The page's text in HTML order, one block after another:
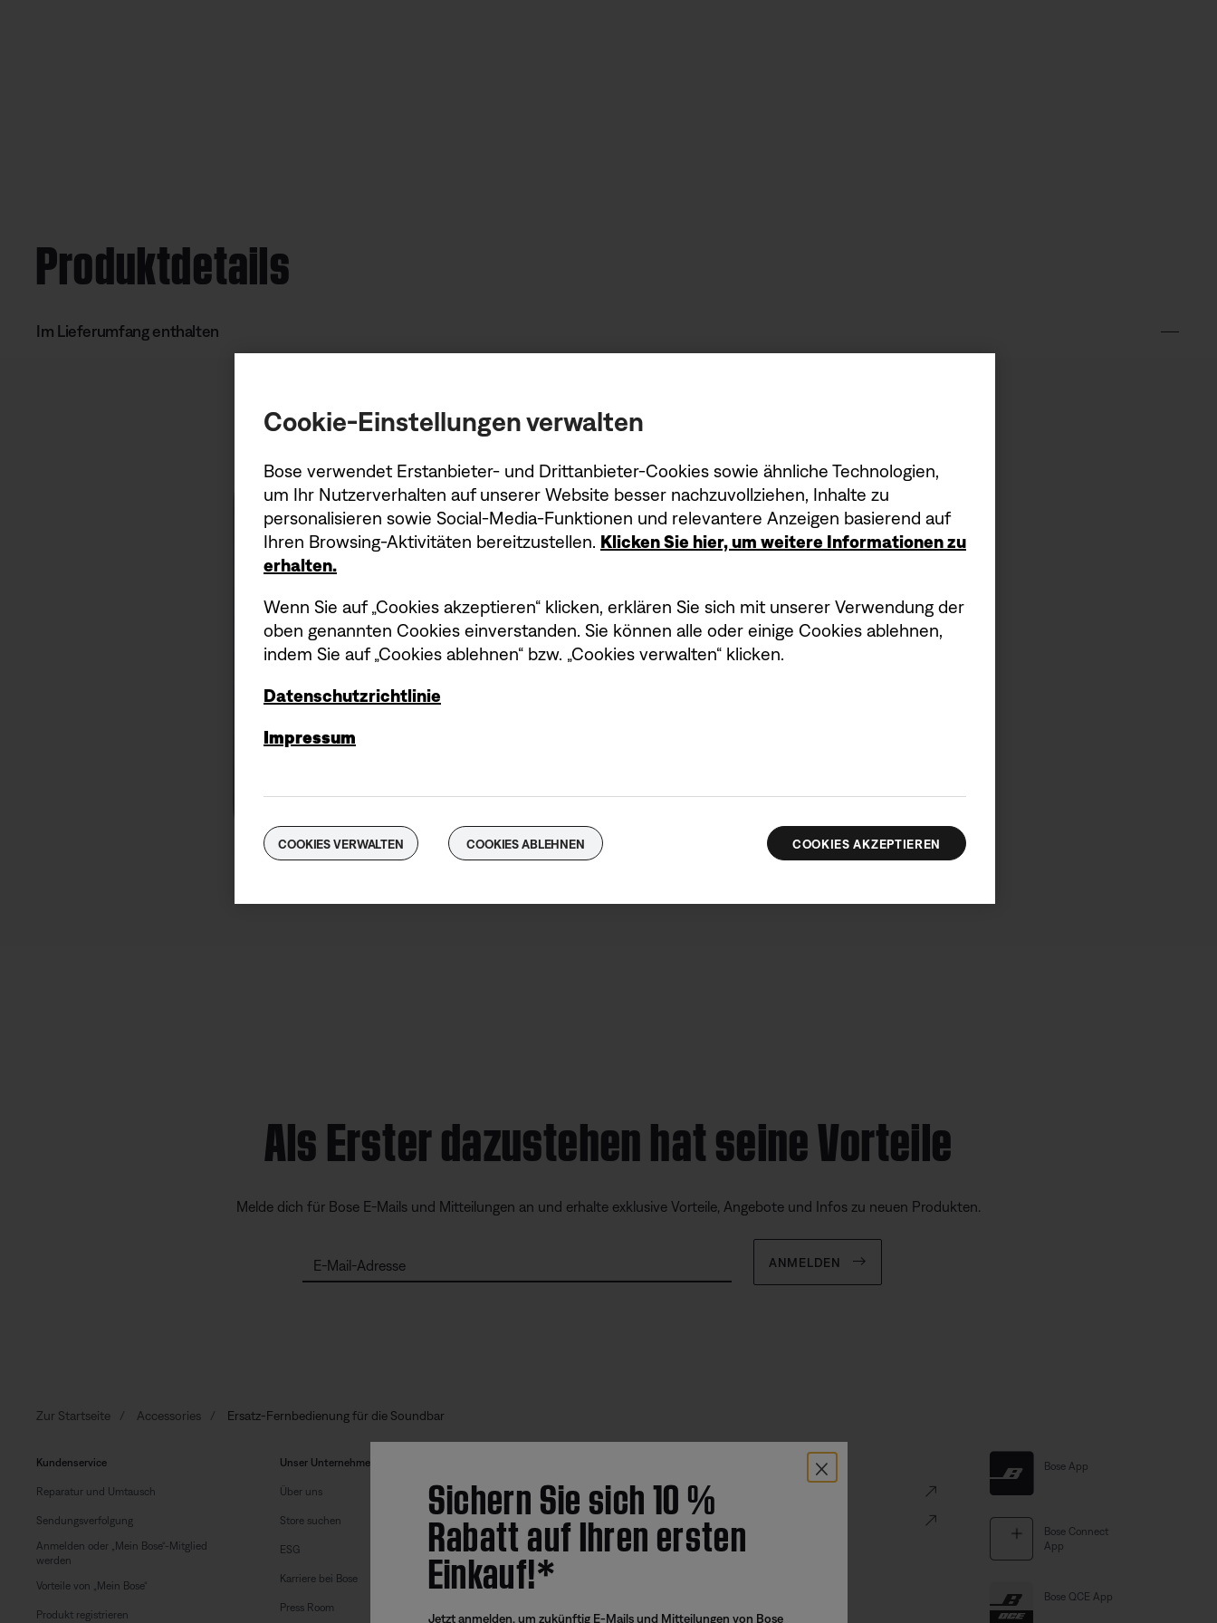
Produktdetails
Im Lieferumfang enthalten
Ersatz-Fernbedienung für die Soundbar
Als Erster dazustehen hat seine Vorteile
Melde dich für Bose E-Mails und Mitteilungen an und erhalte exklusive Vorteile, Angebote und Infos zu neuen Produkten.
E-Mail-Adresse ANMELDEN
Zur Startseite Accessories Ersatz-Fernbedienung für die Soundbar
Kundenservice
Reparatur und Umtausch
Sendungsverfolgung
Anmelden oder „Mein Bose“-Mitglied
werden
Vorteile von „Mein Bose“
Produkt registrieren
Unser Unternehmen
Über uns
Store suchen
ESG
Karriere bei Bose
Press Room
Corporate Gifting
Kaufportal für Partner und Mitarbeiter
Generalüberholte Produkte mit
zertifizierter Garantie
Tausch-Upgrade
Weitere Links Bose App
Bose Connect
App
Bose QCE App
×
Sichern Sie sich 10 %
Rabatt auf Ihren ersten
Einkauf!*
Jetzt anmelden, um zukünftig E-Mails und Mitteilungen von Bose
Cookie-Einstellungen verwalten
Bose verwendet Erstanbieter- und Drittanbieter-Cookies sowie ähnliche Technologien,
um Ihr Nutzerverhalten auf unserer Website besser nachzuvollziehen, Inhalte zu
personalisieren sowie Social-Media-Funktionen und relevantere Anzeigen basierend auf
Ihren Browsing-Aktivitäten bereitzustellen. Klicken Sie hier, um weitere Informationen zu
erhalten.
Wenn Sie auf „Cookies akzeptieren“ klicken, erklären Sie sich mit unserer Verwendung der
oben genannten Cookies einverstanden. Sie können alle oder einige Cookies ablehnen,
indem Sie auf „Cookies ablehnen“ bzw. „Cookies verwalten“ klicken.
Datenschutzrichtlinie
Impressum
COOKIES VERWALTEN COOKIES ABLEHNEN COOKIES AKZEPTIEREN